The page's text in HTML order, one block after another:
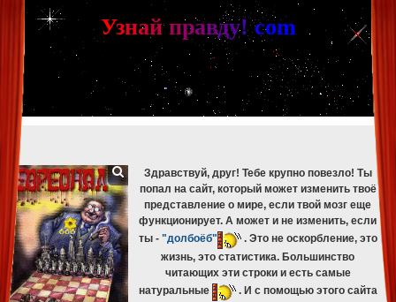
[phpBB Debug] PHP Warning : in file [ROOT]/phpbb/db/driver/mysqli.php
mysqli_fetch_assoc(): Couldn't fetch mysqli_result
[phpBB Debug] PHP Warning: in file[ROOT]/phpbb/db/driver/mysqli.php 329
mysqli_free_result(): Couldn't fetch mysqli_result
[phpBB Debug] PHP Warning
[ROOT]/phpbb/db/driver/mysqli.php on line 265
mysqli_fetch_assoc(): Couldn't fetch mysqli_result
[phpBB Debug] PHP Warning
: in file [ROOT]/phpbb/db/driver/mysqli.php on line329
mysqli_free_result(): Couldn't fetch mysqli_result
[phpBB Debug] PHP Warning: in file [ROOT]/phpbb/db/driver/mysqli.php on line 265
mysqli_fetch_assoc(): Couldn't fetch mysqli_result
[phpBB Debug] PHP Warning
[ROOT]/phpbb/db/driver/mysqli.php on line329:
mysqli_free_result(): Couldn't fetch mysqli_result
Узнай правду! com
Здравствуй, друг! Тебе крупно повезло! Ты
попал на сайт, который может изменить твоё
представление о мире, если твой мозг еще
функционирует. А может и не изменить, если
ты - "долбоёб"
. Это не оскорбление, это
жизнь, это статистика. Большинство
читающих эти строки и есть самые
натуральные
. И с помощью этого сайта